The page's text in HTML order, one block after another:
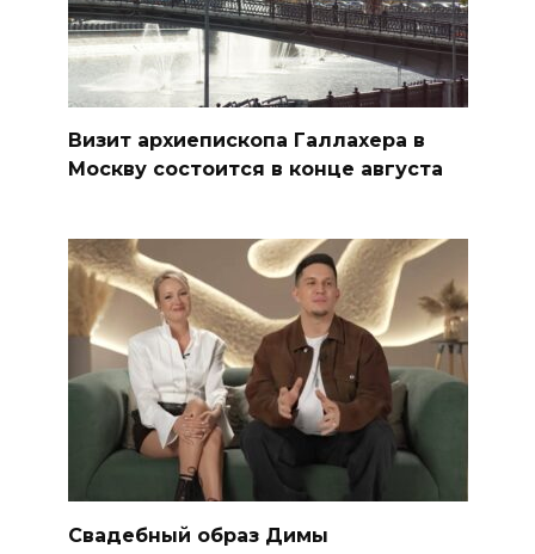
Визит архиепископа Галлахера в
Москву состоится в конце августа
Свадебный образ Димы